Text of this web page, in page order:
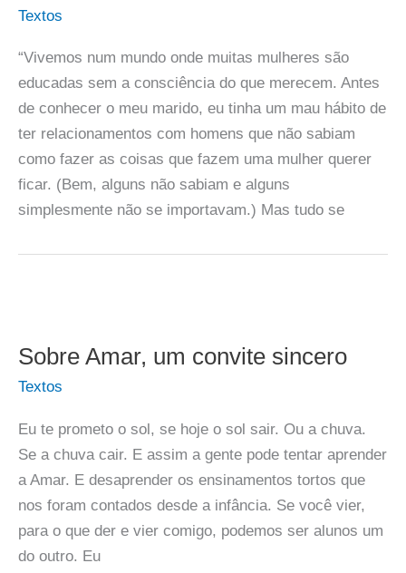
Textos
“Vivemos num mundo onde muitas mulheres são
educadas sem a consciência do que merecem. Antes
de conhecer o meu marido, eu tinha um mau hábito de
ter relacionamentos com homens que não sabiam
como fazer as coisas que fazem uma mulher querer
ficar. (Bem, alguns não sabiam e alguns
simplesmente não se importavam.) Mas tudo se
Sobre Amar, um convite sincero
Textos
Eu te prometo o sol, se hoje o sol sair. Ou a chuva.
Se a chuva cair. E assim a gente pode tentar aprender
a Amar. E desaprender os ensinamentos tortos que
nos foram contados desde a infância. Se você vier,
para o que der e vier comigo, podemos ser alunos um
do outro. Eu